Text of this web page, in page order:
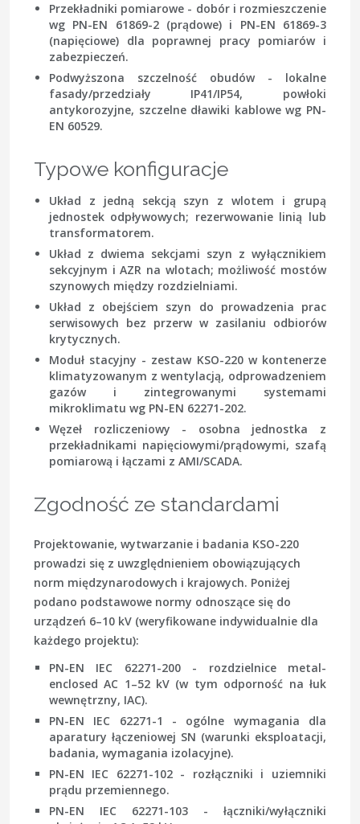
Przekładniki pomiarowe - dobór i rozmieszczenie
wg PN-EN 61869-2(prądowe) i PN-EN 61869-3
(napięciowe) dla poprawnej pracy pomiarów i
zabezpieczeń.
Podwyższona szczelność obudów- lokalne
fasady/przedziały IP41/IP54, powłoki
antykorozyjne, szczelne dławiki kablowe wg PN-
EN 60529.
Typowe konfiguracje
Układ z jedną sekcją szyn z wlotem i grupą
jednostek odpływowych; rezerwowanie linią lub
transformatorem.
Układ z dwiema sekcjami szyn z wyłącznikiem
sekcyjnym i AZR na wlotach; możliwość mostów
szynowych między rozdzielniami.
Układ z obejściem szyn do prowadzenia prac
serwisowych bez przerw w zasilaniu odbiorów
krytycznych.
Moduł stacyjny - zestaw KSO-220 w kontenerze
klimatyzowanym z wentylacją, odprowadzeniem
gazów i zintegrowanymi systemami
mikroklimatu wg PN-EN 62271-202.
Węzeł rozliczeniowy - osobna jednostka z
przekładnikami napięciowymi/prądowymi, szafą
pomiarową i łączami z AMI/SCADA.
Zgodność ze standardami
Projektowanie, wytwarzanie i badania KSO-220
prowadzi się z uwzględnieniem obowiązujących
norm międzynarodowych i krajowych. Poniżej
podano podstawowe normy odnoszące się do
urządzeń 6–10 kV (weryfikowane indywidualnie dla
każdego projektu):
PN-EN IEC 62271-200- rozdzielnice metal-
enclosed AC 1–52 kV (w tym odporność na łuk
wewnętrzny, IAC).
PN-EN IEC 62271-1 - ogólne wymagania dla
aparatury łączeniowej SN (warunki eksploatacji,
badania, wymagania izolacyjne).
PN-EN IEC 62271-102- rozłączniki i uziemniki
prądu przemiennego.
PN-EN IEC 62271-103- łączniki/wyłączniki